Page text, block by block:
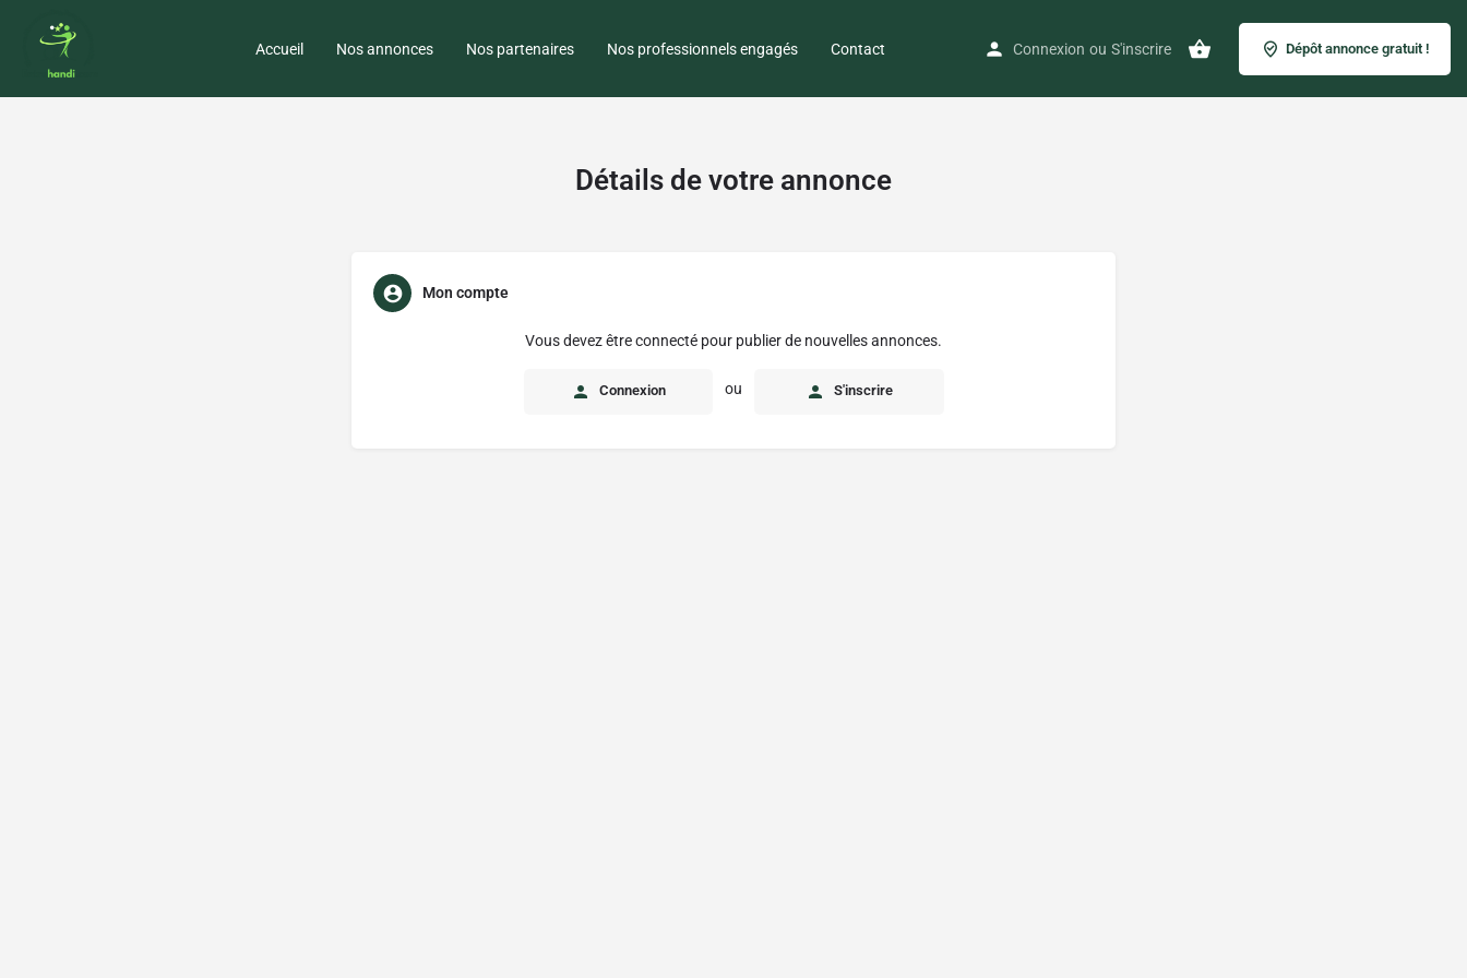
Accueil Nos annonces Nos partenaires Nos professionnels engagés Contact Connexion ou S'inscrire Dépôt annonce gratuit !
Détails de votre annonce
Mon compte
Vous devez être connecté pour publier de nouvelles annonces.
Connexion ou S'inscrire